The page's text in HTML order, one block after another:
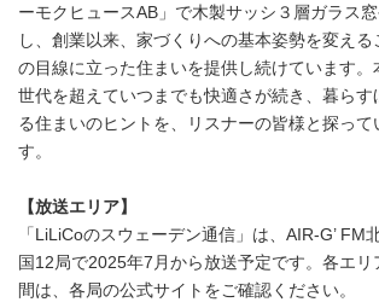
ーモクヒュースAB」で木製サッシ３層ガラス
し、創業以来、家づくりへの基本姿勢を変える
の目線に立った住まいを提供し続けています。
世代を超えていつまでも快適さが続き、暮らす
る住まいのヒントを、リスナーの皆様と探って
す。
【放送エリア】
「LiLiCoのスウェーデン通信」は、AIR-G’ FM
国12局で2025年7月から放送予定です。各エ
間は、各局の公式サイトをご確認ください。